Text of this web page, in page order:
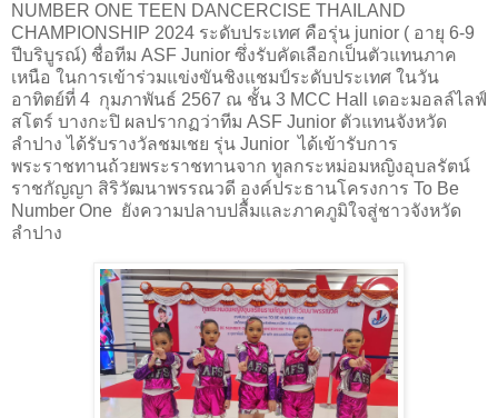
NUMBER ONE TEEN DANCERCISE THAILAND
CHAMPIONSHIP 2024 ระดับประเทศ คือรุ่น junior ( อายุ 6-9
ปีบริบูรณ์) ชื่อทีม ASF Junior ซึ่งรับคัดเลือกเป็นตัวแทนภาค
เหนือ ในการเข้าร่วมแข่งขันชิงแชมป์ระดับประเทศ ในวัน
อาทิตย์ที่ 4 กุมภาพันธ์ 2567 ณ ชั้น 3 MCC Hall เดอะมอลล์ไลฟ์
สโตร์ บางกะปิ ผลปรากฏว่าทีม ASF Junior ตัวแทนจังหวัด
ลำปาง ได้รับรางวัลชมเชย รุ่น Junior ได้เข้ารับการ
พระราชทานถ้วยพระราชทานจาก ทูลกระหม่อมหญิงอุบลรัตน์
ราชกัญญา สิริวัฒนาพรรณวดี องค์ประธานโครงการ To Be
Number One ยังความปลาบปลื้มและภาคภูมิใจสู่ชาวจังหวัด
ลำปาง